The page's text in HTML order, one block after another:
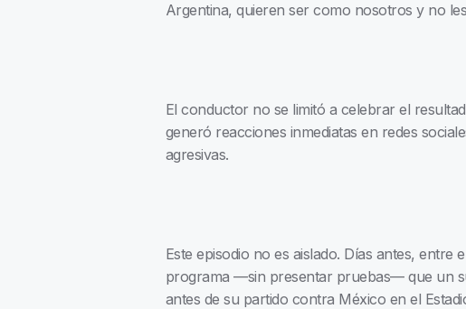
Argentina, quieren ser como nosotros y no
El conductor no se limitó a celebrar el
generó reacciones inmediatas en redes
agresivas.
Este episodio no es aislado. Días antes,
programa —sin presentar pruebas— que un
antes de su partido contra México en el